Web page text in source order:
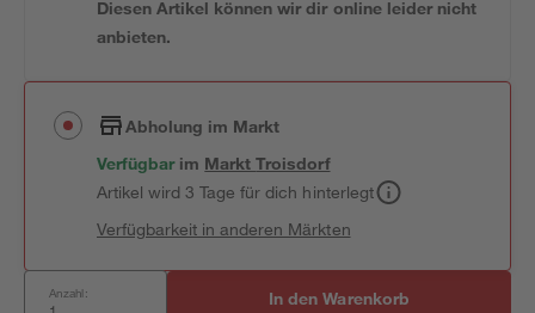
Diesen Artikel können wir dir online leider nicht
anbieten.
Abholung im Markt
Verfügbar im MarktTroisdorf
Artikel wird 3 Tage für dich hinterlegt
Verfügbarkeit in anderen Märkten
Anzahl: In den Warenkorb